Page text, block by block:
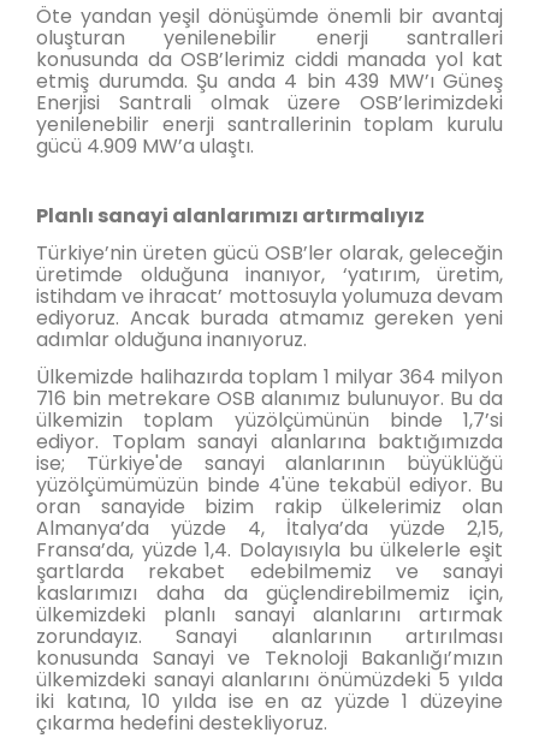
Öte yandan yeşil dönüşümde önemli bir avantaj
oluşturan yenilenebilir enerji santralleri
konusunda da OSB’lerimiz ciddi manada yol kat
etmiş durumda. Şu anda 4 bin 439 MW’ı Güneş
Enerjisi Santrali olmak üzere OSB’lerimizdeki
yenilenebilir enerji santrallerinin toplam kurulu
gücü 4.909 MW’a ulaştı.
Planlı sanayi alanlarımızı artırmalıyız
Türkiye’nin üreten gücü OSB’ler olarak, geleceğin
üretimde olduğuna inanıyor, ‘yatırım, üretim,
istihdam ve ihracat’ mottosuyla yolumuza devam
ediyoruz. Ancak burada atmamız gereken yeni
adımlar olduğuna inanıyoruz.
Ülkemizde halihazırda toplam 1 milyar 364 milyon
716 bin metrekare OSB alanımız bulunuyor. Bu da
ülkemizin toplam yüzölçümünün binde 1,7’si
ediyor. Toplam sanayi alanlarına baktığımızda
ise; Türkiye'de sanayi alanlarının büyüklüğü
yüzölçümümüzün binde 4'üne tekabül ediyor. Bu
oran sanayide bizim rakip ülkelerimiz olan
Almanya’da yüzde 4, İtalya’da yüzde 2,15,
Fransa’da, yüzde 1,4. Dolayısıyla bu ülkelerle eşit
şartlarda rekabet edebilmemiz ve sanayi
kaslarımızı daha da güçlendirebilmemiz için,
ülkemizdeki planlı sanayi alanlarını artırmak
zorundayız. Sanayi alanlarının artırılması
konusunda Sanayi ve Teknoloji Bakanlığı’mızın
ülkemizdeki sanayi alanlarını önümüzdeki 5 yılda
iki katına, 10 yılda ise en az yüzde 1 düzeyine
çıkarma hedefini destekliyoruz.